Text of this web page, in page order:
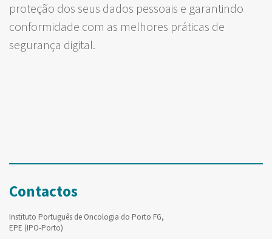
proteção dos seus dados pessoais e garantindo
conformidade com as melhores práticas de
segurança digital.
Contactos
Instituto Português de Oncologia do Porto FG,
EPE (IPO-Porto)